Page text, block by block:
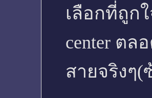
เลือกที่ถูก
center ตล
สายจริงๆ(